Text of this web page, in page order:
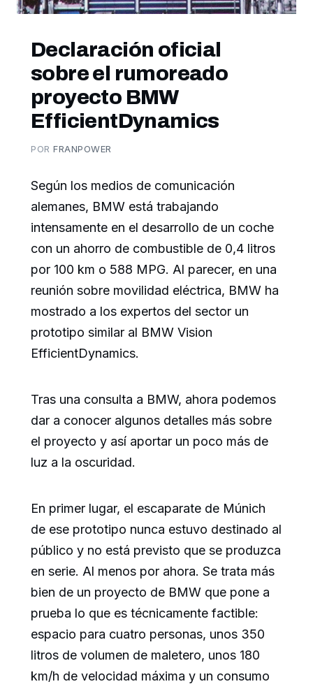
Declaración oficial
sobre el rumoreado
proyecto BMW
EfficientDynamics
PORFRANPOWER
Según los medios de comunicación
alemanes, BMW está trabajando
intensamente en el desarrollo de un coche
con un ahorro de combustible de 0,4 litros
por 100 km o 588 MPG. Al parecer, en una
reunión sobre movilidad eléctrica, BMW ha
mostrado a los expertos del sector un
prototipo similar al BMW Vision
EfficientDynamics.
Tras una consulta a BMW, ahora podemos
dar a conocer algunos detalles más sobre
el proyecto y así aportar un poco más de
luz a la oscuridad.
En primer lugar, el escaparate de Múnich
de ese prototipo nunca estuvo destinado al
público y no está previsto que se produzca
en serie. Al menos por ahora. Se trata más
bien de un proyecto de BMW que pone a
prueba lo que es técnicamente factible:
espacio para cuatro personas, unos 350
litros de volumen de maletero, unos 180
km/h de velocidad máxima y un consumo